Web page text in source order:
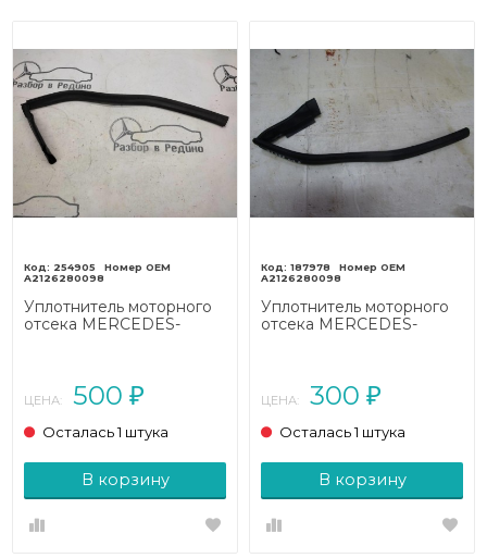
254905
A2126280098
Уплотнитель моторного
отсека MERCEDES-
ЦЕНА: 500 ₽
Осталась 1 штука
В корзину
187978
A2126280098
Уплотнитель моторного
отсека MERCEDES-
ЦЕНА: 300 ₽
Осталась 1 штука
В корзину